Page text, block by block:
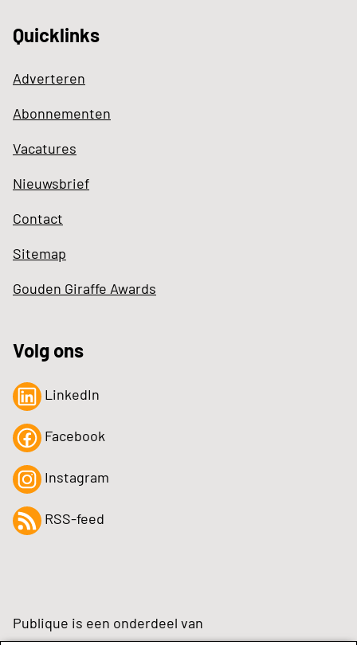
Quicklinks
Adverteren
Abonnementen
Vacatures
Nieuwsbrief
Contact
Sitemap
Gouden Giraffe Awards
Volg ons
LinkedIn
Facebook
Instagram
RSS-feed
Publique is een onderdeel van